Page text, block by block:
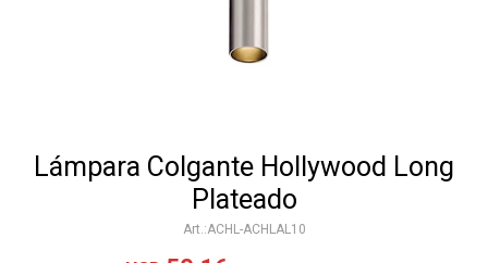
Lámpara Colgante Hollywood Long
Plateado
ACHL-ACHLAL10